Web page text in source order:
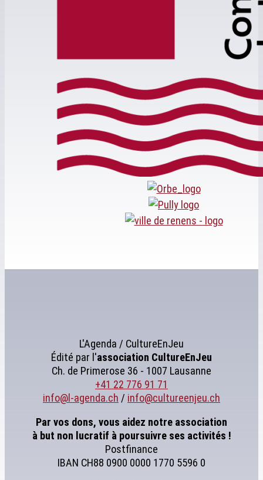
L'Agenda / CultureEnJeu
Édité par l'association CultureEnJeu
Ch. de Primerose 36 - 1007 Lausanne
+41 22 776 91 71
info@l-agenda.ch / info@cultureenjeu.ch
Par vos dons, vous aidez notre association
à but non lucratif à poursuivre ses activités !
Postfinance
IBAN CH88 0900 0000 1770 5596 0